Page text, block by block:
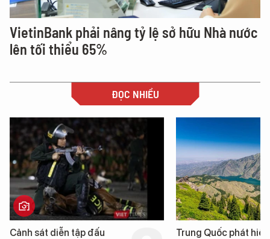
VietinBank phải nâng tỷ lệ sở hữu Nhà nước
lên tối thiểu 65%
ĐỌC NHIỀU
Cảnh sát diễn tập đấu
Trung Quốc phát hiện